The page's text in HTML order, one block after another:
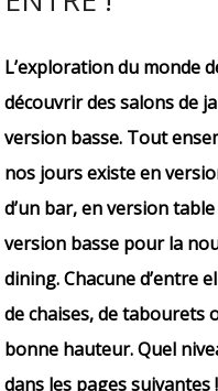
L’exploration du monde
découvrir des salons de
version basse. Tout
nos jours existe en
d’un bar, en version
version basse pour la
dining. Chacune d’entre
de chaises, de tabourets
bonne hauteur. Quel
dans les pages suivantes !